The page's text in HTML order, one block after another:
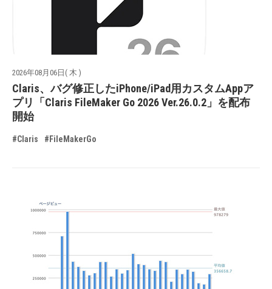
2026年08月06日( 木 )
Claris、バグ修正したiPhone/iPad用カスタムAppア
プリ「Claris FileMaker Go 2026 Ver.26.0.2」を配布
開始
#Claris #FileMakerGo